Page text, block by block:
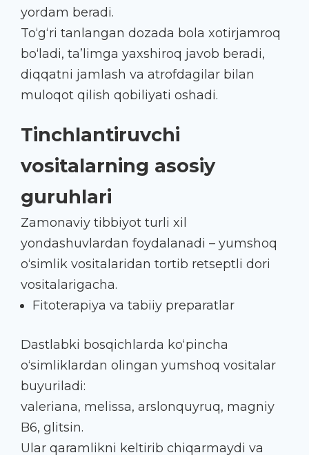
yordam beradi.
To‘g‘ri tanlangan dozada bola xotirjamroq
bo‘ladi, ta’limga yaxshiroq javob beradi,
diqqatni jamlash va atrofdagilar bilan
muloqot qilish qobiliyati oshadi.
Tinchlantiruvchi
vositalarning asosiy
guruhlari
Zamonaviy tibbiyot turli xil
yondashuvlardan foydalanadi – yumshoq
o‘simlik vositalaridan tortib retseptli dori
vositalarigacha.
Fitoterapiya va tabiiy preparatlar
Dastlabki bosqichlarda ko‘pincha
o‘simliklardan olingan yumshoq vositalar
buyuriladi:
valeriana, melissa, arslonquyruq, magniy
B6, glitsin.
Ular qaramlikni keltirib chiqarmaydi va